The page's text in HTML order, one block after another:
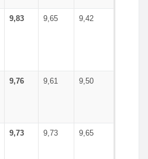
9,83 9,65 9,42
9,76 9,61 9,50
9,73 9,73 9,65